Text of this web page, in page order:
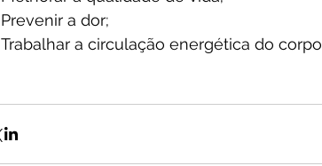
Prevenir a dor;
Trabalhar a circulação energética do corpo